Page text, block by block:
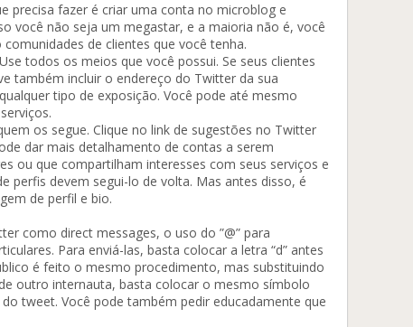
precisa fazer é criar uma conta no microblog e
você não seja um megastar, e a maioria não é, você
de clientes que você tenha.
todos os meios que você possui. Se seus clientes
também incluir o endereço do Twitter da sua
tipo de exposição. Você pode até mesmo
os segue. Clique no link de sugestões no Twitter
dar mais detalhamento de contas a serem
ou que compartilham interesses com seus serviços e
perfis devem segui-lo de volta. Mas antes disso, é
de perfil e bio.
como direct messages, o uso do ”@” para
Para enviá-las, basta colocar a letra “d” antes
é feito o mesmo procedimento, mas substituindo
outro internauta, basta colocar o mesmo símbolo
tweet. Você pode também pedir educadamente que